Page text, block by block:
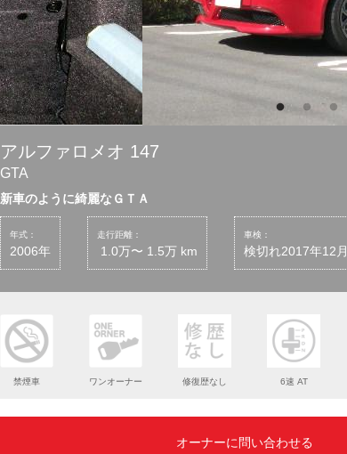
アルファロメオ 147
GTA
新車のように綺麗なＧＴＡ
年式：
2006年
走行距離：
1.0万〜 1.5万 km
車検：
検切れ2017年12月
禁煙車 ワンオーナー 修復歴なし 6速 AT
オーナーに問い合わせる